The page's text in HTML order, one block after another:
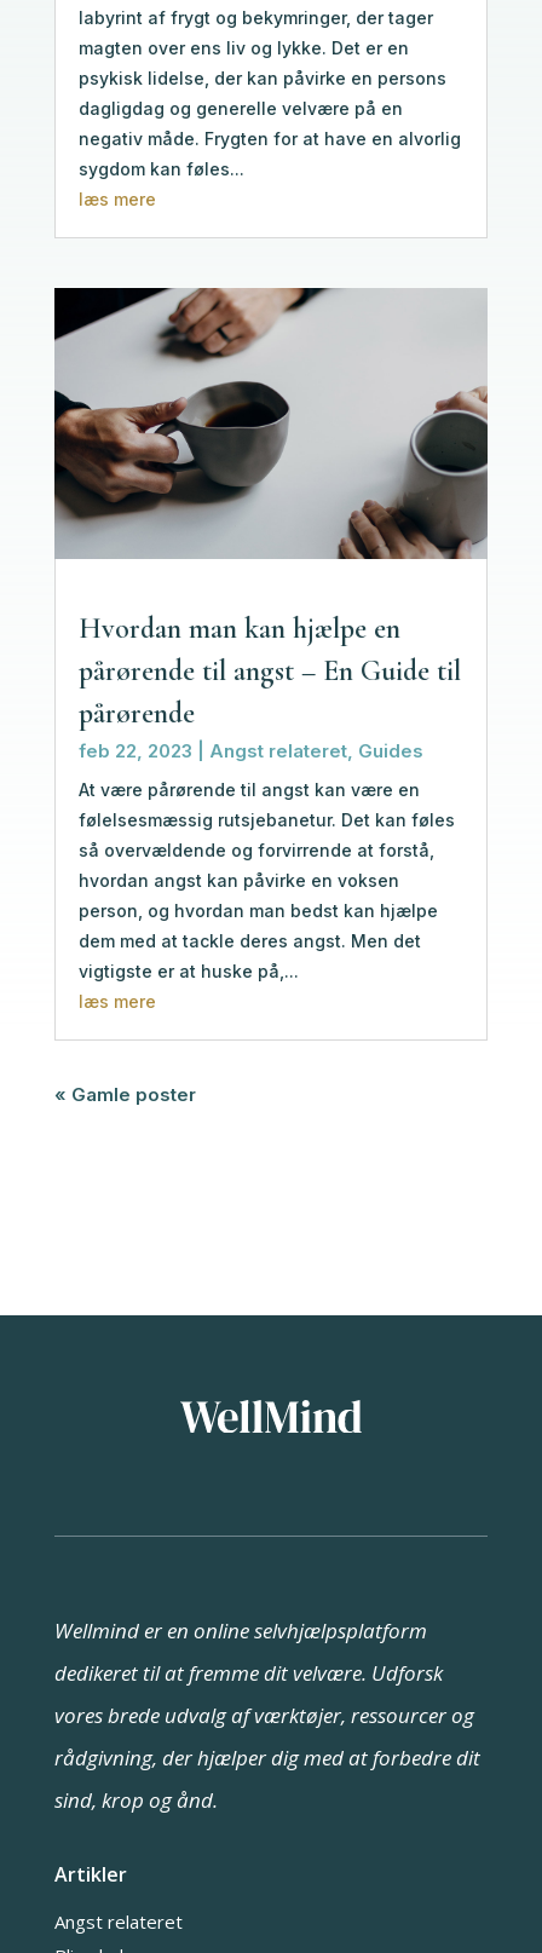
labyrint af frygt og bekymringer, der tager
magten over ens liv og lykke. Det er en
psykisk lidelse, der kan påvirke en persons
dagligdag og generelle velvære på en
negativ måde. Frygten for at have en alvorlig
sygdom kan føles...
læs mere
Hvordan man kan hjælpe en
pårørende til angst – En Guide til
pårørende
feb 22, 2023 Angst relateret, Guides
At være pårørende til angst kan være en
følelsesmæssig rutsjebanetur. Det kan føles
så overvældende og forvirrende at forstå,
hvordan angst kan påvirke en voksen
person, og hvordan man bedst kan hjælpe
dem med at tackle deres angst. Men det
vigtigste er at huske på,...
læs mere
« Gamle poster
Wellmind er en online selvhjælpsplatform
dedikeret til at fremme dit velvære. Udforsk
vores brede udvalg af værktøjer, ressourcer og
rådgivning, der hjælper dig med at forbedre dit
sind, krop og ånd.
Artikler
Angst relateret